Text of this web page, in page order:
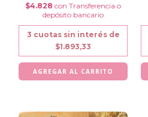
$4.828 con Transferencia o
depósito bancario
3 cuotas sin interés de
$1.893,33